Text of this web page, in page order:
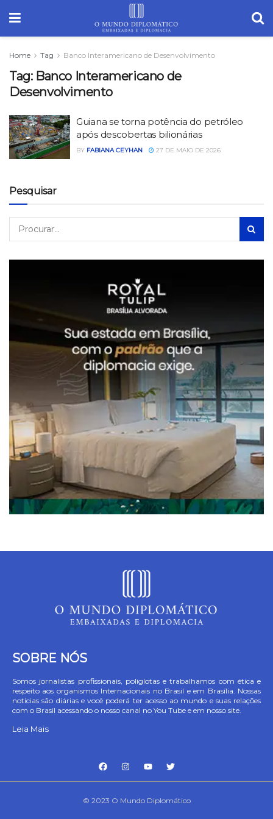
Home Tag Banco Interamericano de Desenvolvimento
Tag: Banco Interamericano de
Desenvolvimento
Guiana se torna potência do petróleo
após descobertas bilionárias
BY FABIANA CEYHAN 27 DE MAIO DE 2026
Pesquisar
SOBRE NÓS
Somos jornalistas profissionais, poliglotas e trabalhamos com ética e
respeito aos organismos Internacionais no Brasil e em Brasília. Nossas
notícias são diárias e você poderá ter acesso ao mundo e suas relações
com o Brasil acessando o nosso canal no You Tube e em nosso site.
Leia Mais
© 2023 O Mundo Diplomático